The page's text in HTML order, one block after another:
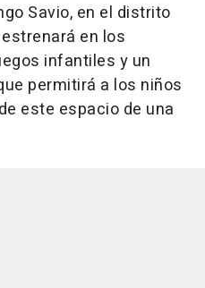
Savio, en el distrito
en los
infantiles y un
permitirá a los niños
este espacio de una